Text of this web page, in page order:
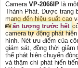
Camera VP-2066IP là
Thành Phát. Được trang
mang đến hiệu suất cao
📸ấn tượng trước hết
camera tự động phát
hình. Nét ưu điểm của
giám sát, đồng thời giảm
thể phát hiện chuyển
và thậm chí phát hiển